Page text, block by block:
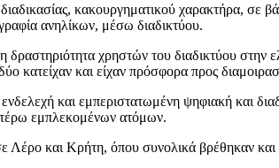
κακουργηματικού χαρακτήρα, σε
ανηλίκων, μέσω διαδικτύου.
χρηστών του διαδικτύου στην
κατείχαν και είχαν πρόσφορα προς
και εμπεριστατωμένη ψηφιακή και
εμπλεκομένων ατόμων.
Λέρο και Κρήτη, όπου συνολικά βρέθηκαν